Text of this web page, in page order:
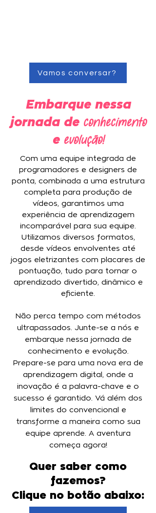
Vamos conversar?
Embarque nessa
jornada de conhecimento
e evolução!
Com uma equipe integrada de
programadores e designers de
ponta, combinada a uma estrutura
completa para produção de
vídeos, garantimos uma
experiência de aprendizagem
incomparável para sua equipe.
Utilizamos diversos formatos,
desde vídeos envolventes até
jogos eletrizantes com placares de
pontuação, tudo para tornar o
aprendizado divertido, dinâmico e
eficiente.
Não perca tempo com métodos
ultrapassados. Junte-se a nós e
embarque nessa jornada de
conhecimento e evolução.
Prepare-se para uma nova era de
aprendizagem digital, onde a
inovação é a palavra-chave e o
sucesso é garantido. Vá além dos
limites do convencional e
transforme a maneira como sua
equipe aprende. A aventura
começa agora!
Quer saber como
fazemos?
Clique no botão abaixo: